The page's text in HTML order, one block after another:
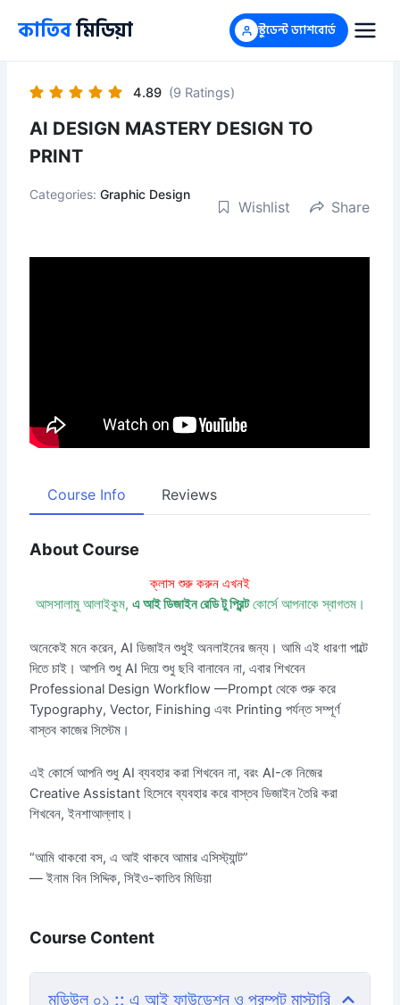
কাতিবমিডিয়া স্টুডেন্ট ড্যাশবোর্ড
4.89 (9 Ratings)
AI DESIGN MASTERY DESIGN TO
PRINT
Categories:Graphic Design
Wishlist Share
Course Info Reviews
About Course
ক্লাস শুরু করুন এখনই
আসসালামু আলাইকুম, এ আই ডিজাইন রেডি টু প্রিন্টকোর্সে আপনাকে স্বাগতম।
অনেকেই মনে করেন, AI ডিজাইন শুধুই অনলাইনের জন্য। আমি এই ধারণা পাল্টে
দিতে চাই। আপনি শুধু AI দিয়ে শুধু ছবি বানাবেন না, এবার শিখবেন
Professional Design Workflow —Prompt থেকে শুরু করে
Typography, Vector, Finishing এবং Printing পর্যন্ত সম্পূর্ণ
বাস্তব কাজের সিস্টেম।
এই কোর্সে আপনি শুধু AI ব্যবহার করা শিখবেন না, বরং AI-কে নিজের
Creative Assistant হিসেবে ব্যবহার করে বাস্তব ডিজাইন তৈরি করা
শিখবেন, ইনশাআল্লাহ।
“আমি থাকবো বস, এ আই থাকবে আমার এসিস্ট্যান্ট”
— ইনাম বিন সিদ্দিক, সিইও-কাতিব মিডিয়া
Course Content
মডিউল ০১ :: এ আই ফাউন্ডেশন ও প্রম্পট মাস্টারি